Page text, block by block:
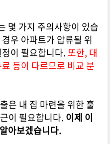
몇 가지 주의사항이 있습
우 아파트가 압류될 위
이 필요합니다. 또한, 대
등이 다르므로 비교 분
은 내 집 마련을 위한 훌
이 필요합니다. 이제 이
아보겠습니다.